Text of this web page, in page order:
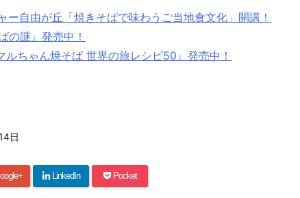
ー自由が丘「焼きそばで味わうご当地食文化」開講！
の謎』発売中！
ルちゃん焼そば 世界の旅レシピ50』発売中！
日
LinkedIn Pocket